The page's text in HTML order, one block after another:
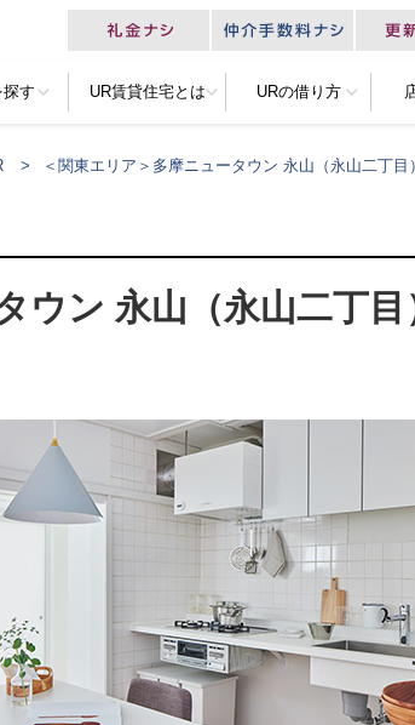
す UR賃貸住宅とは URの借り方
＜関東エリア＞多摩ニュータウン 永山（永山二丁目）
ウン 永山（永山二丁目